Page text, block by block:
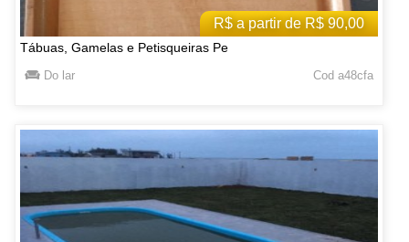
R$ a partir de R$ 90,00
Tábuas, Gamelas e Petisqueiras Pe
Do lar Cod a48cfa